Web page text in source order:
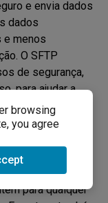
browsing
you agree
e envia dados
dados
e menos
O SFTP
de segurança,
para ajudar a
é uma taxa de
para qualquer